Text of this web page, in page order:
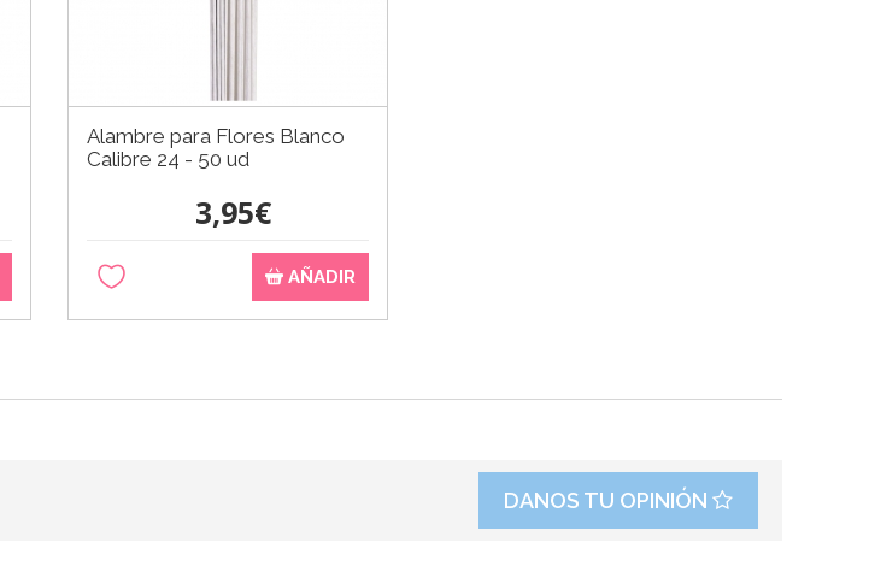
Alambre para Flores Blanco
Calibre 24 - 50 ud
3,95€
AÑADIR
DANOS TU OPINIÓN